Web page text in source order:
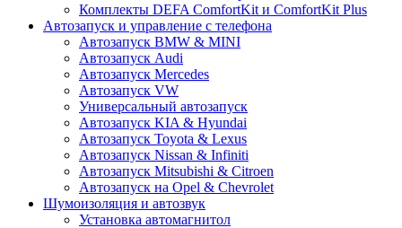
Комплекты DEFA ComfortKit и ComfortKit Plus
Автозапуск и управление с телефона
Автозапуск BMW & MINI
Автозапуск Audi
Автозапуск Mercedes
Автозапуск VW
Универсальный автозапуск
Автозапуск KIA & Hyundai
Автозапуск Toyota & Lexus
Автозапуск Nissan & Infiniti
Автозапуск Mitsubishi & Citroen
Автозапуск на Opel & Chevrolet
Шумоизоляция и автозвук
Установка автомагнитол